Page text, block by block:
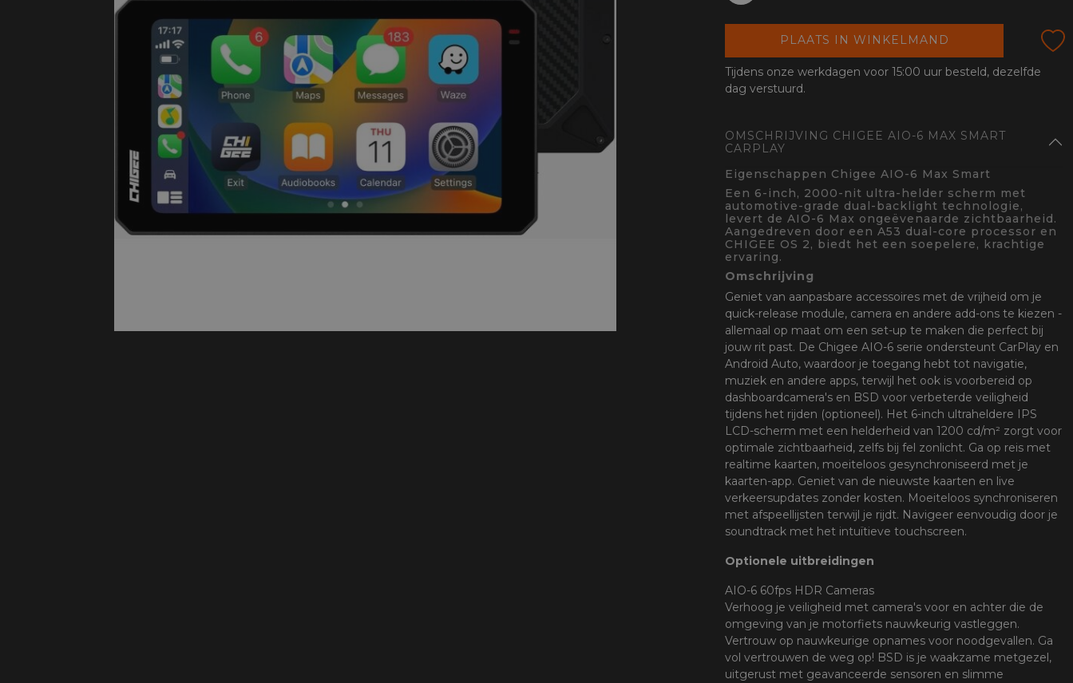
handschoenen
Sloten
Telefoon
PLAATS IN WINKELMAND
Tijdens onze werkdagen voor 15:00 uur besteld, dezelfde
dag verstuurd.
OMSCHRIJVING CHIGEE AIO-6 MAX SMART
CARPLAY
Eigenschappen Chigee AIO-6 Max Smart
Een 6-inch, 2000-nit ultra-helder scherm met
automotive-grade dual-backlight technologie,
levert de AIO-6 Max ongeëvenaarde zichtbaarheid.
Aangedreven door een A53 dual-core processor en
CHIGEE OS 2, biedt het een soepelere, krachtige
ervaring.
Omschrijving
Geniet van aanpasbare accessoires met de vrijheid om je
quick-release module, camera en andere add-ons te kiezen -
allemaal op maat om een set-up te maken die perfect bij
jouw rit past. De Chigee AIO-6 serie ondersteunt CarPlay en
Android Auto, waardoor je toegang hebt tot navigatie,
muziek en andere apps, terwijl het ook is voorbereid op
dashboardcamera's en BSD voor verbeterde veiligheid
tijdens het rijden (optioneel). Het 6-inch ultraheldere IPS
LCD-scherm met een helderheid van 1200 cd/m² zorgt voor
optimale zichtbaarheid, zelfs bij fel zonlicht. Ga op reis met
realtime kaarten, moeiteloos gesynchroniseerd met je
kaarten-app. Geniet van de nieuwste kaarten en live
verkeersupdates zonder kosten. Moeiteloos synchroniseren
met afspeellijsten terwijl je rijdt. Navigeer eenvoudig door je
soundtrack met het intuïtieve touchscreen.
Optionele uitbreidingen
AIO-6 60fps HDR Cameras
Verhoog je veiligheid met camera's voor en achter die de
omgeving van je motorfiets nauwkeurig vastleggen.
Vertrouw op nauwkeurige opnames voor noodgevallen. Ga
vol vertrouwen de weg op! BSD is je waakzame metgezel,
uitgerust met geavanceerde sensoren en slimme